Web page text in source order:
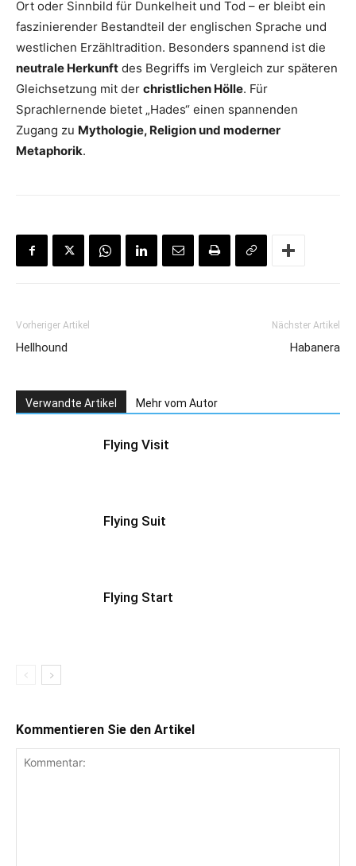
Ort oder Sinnbild für Dunkelheit und Tod – er bleibt ein
faszinierender Bestandteil der englischen Sprache und
westlichen Erzähltradition. Besonders spannend ist die
neutrale Herkunft des Begriffs im Vergleich zur späteren
Gleichsetzung mit der christlichen Hölle. Für
Sprachlernende bietet „Hades“ einen spannenden
Zugang zu Mythologie, Religion und moderner
Metaphorik.
Vorheriger Artikel
Hellhound
Nächster Artikel
Habanera
Verwandte Artikel Mehr vom Autor
Flying Visit
Flying Suit
Flying Start
Kommentieren Sie den Artikel